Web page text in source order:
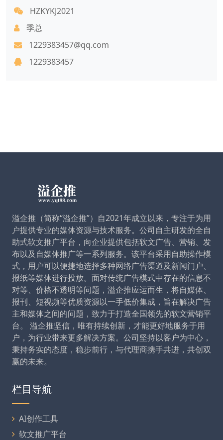
HZKYKJ2021
季总
1229383457@qq.com
1229383457
溢企推（简称“溢企推”）自2021年成立以来，专注于为用
户提供专业的媒体资源与技术服务。公司自主研发的全自
助式软文推广平台，向企业提供包括软文广告、营销、发
布以及自媒体推广等一系列服务。该平台采用自助操作模
式，用户可以便捷地选择多种网络广告渠道及新闻门户、
报纸等媒体进行投放。面对传统广告模式中存在的信息不
对等、价格不透明等问题，溢企推应运而生，将自媒体、
报刊、短视频等优质资源以一手低价集成，旨在解决广告
主和媒体之间的问题，致力于打造全国领先的软文营销平
台。 溢企推坚信，唯有持续创新，才能更好地服务于用
户，为行业带来更多解决方案。公司坚持以客户为中心，
秉持务实的态度，稳步前行，与代理商携手共进，共创双
赢的未来。
栏目导航
AI创作工具
软文推广平台